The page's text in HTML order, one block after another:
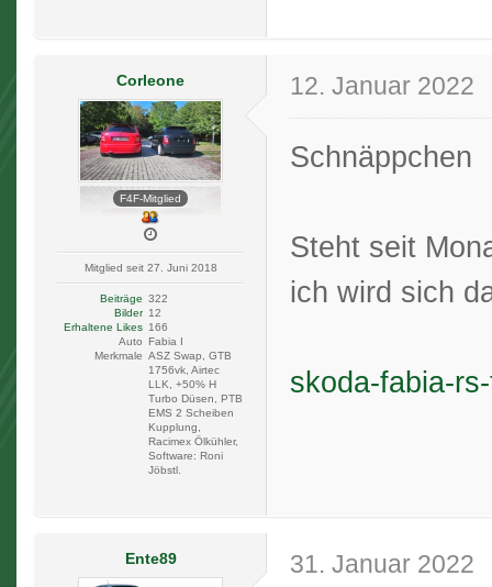
Corleone
F4F-Mitglied
Mitglied seit 27. Juni 2018
Beiträge 322
Bilder 12
Erhaltene Likes 166
Auto
Fabia I
Merkmale ASZ Swap, GTB
1756vk, Airtec
LLK, +50% H
Turbo Düsen, PTB
EMS 2 Scheiben
Kupplung,
Racimex Ölkühler,
Software: Roni
Jöbstl.
12. Januar 2022
Schnäppchen
Steht seit
ich wird sich
skoda-fabia-
Ente89 31. Januar 2022